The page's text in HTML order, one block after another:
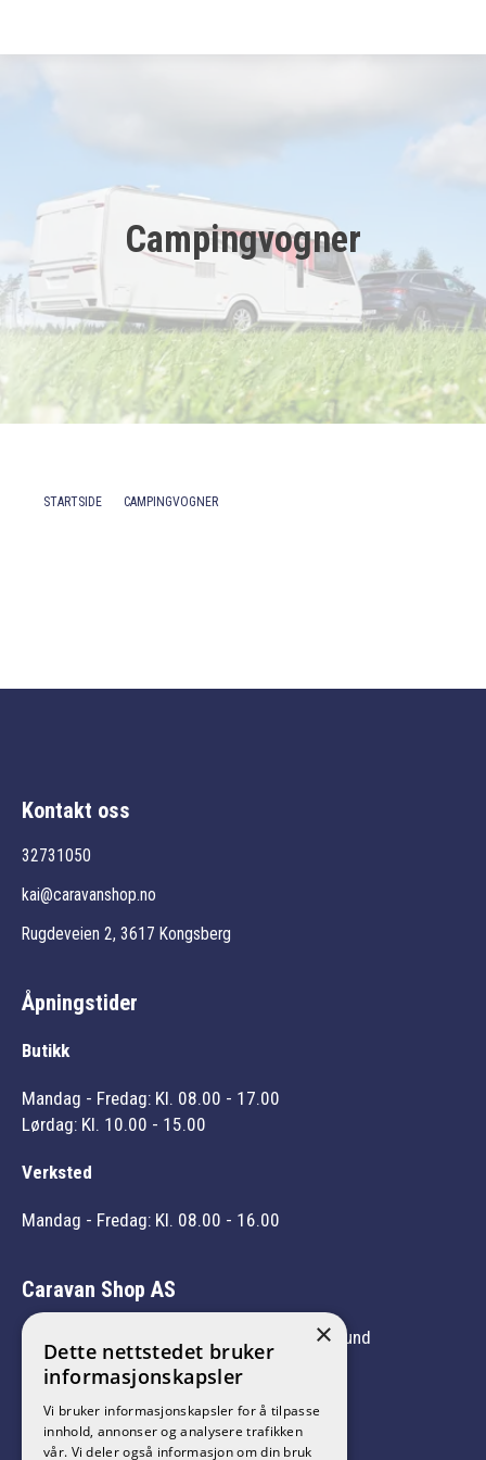
Kampanje
Tilhenger
Verksted
Campingvogner
STARTSIDE CAMPINGVOGNER
Kontakt oss
32731050
kai@caravanshop.no
Rugdeveien 2, 3617 Kongsberg
Åpningstider
Butikk
Mandag - Fredag: Kl. 08.00 - 17.00
Lørdag: Kl. 10.00 - 15.00
Verksted
Mandag - Fredag: Kl. 08.00 - 16.00
Caravan Shop AS
Vi er medlem av Norges Caravanbransjeforbund
×
Dette nettstedet bruker
informasjonskapsler
Vi bruker informasjonskapsler for å tilpasse
innhold, annonser og analysere trafikken
vår. Vi deler også informasjon om din bruk